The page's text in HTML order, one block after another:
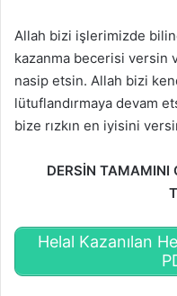
Allah bizi işlerimizde
kazanma becerisi versin
nasip etsin. Allah bizi
lütuflandırmaya devam
bize rızkın en iyisini
DERSİN TAMAMINI
Helal Kazanılan